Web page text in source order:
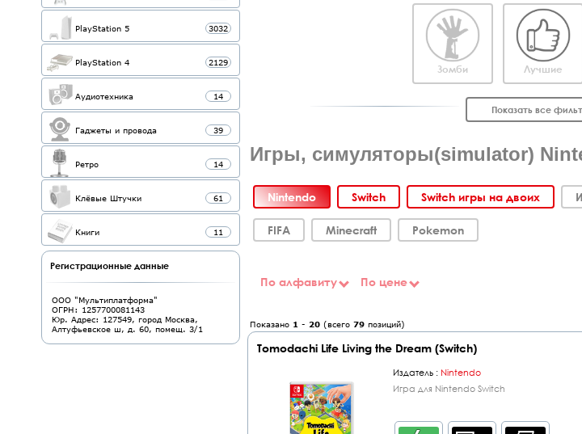
PlayStation 5 3032
PlayStation 4 2129
Аудиотехника 14
Гаджеты и провода 39
Ретро 14
Клёвые Штучки 61
Книги 11
Регистрационные данные
ООО "Мультиплатформа"
ОГРН: 1257700081143
Юр. Адрес: 127549, город Москва,
Алтуфьевское ш, д. 60, помещ. 3/1
Зомби Лучшие
Показать все
Игры, симуляторы(simulator)
Nintendo Switch Switch игры на двоих
FIFA Minecraft Pokemon
По алфавиту По цене
Показано 1 - 20 (всего 79 позиций)
Tomodachi Life Living the Dream (Switch)
Издатель : Nintendo
Игра для Nintendo Switch